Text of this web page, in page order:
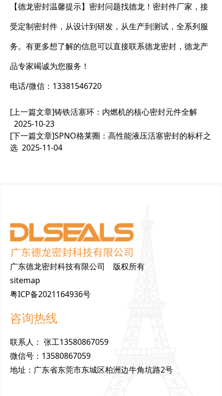
【德龙密封温馨提示】密封问题找德龙！密封件厂家，接
受定制密封件，从设计到研发，从生产到测试，全系列服
务。有更多想了解的信息可以直接联系德龙密封，德龙产
品专家竭诚为您服务！
电话/微信：13381546720
[上一篇文章]铸铁活塞环：内燃机的核心密封元件全解
2025-10-23
[下一篇文章]SPNO格莱圈：高性能液压活塞密封的标杆之
选 2025-11-04
广东德龙密封科技有限公司 版权所有
sitemap
粤ICP备2021164936号
咨询热线
联系人 ： 张工13580867059
微信号 ： 13580867059
地址 ： 广东省东莞市东城区柏洲边牛角坑路2号